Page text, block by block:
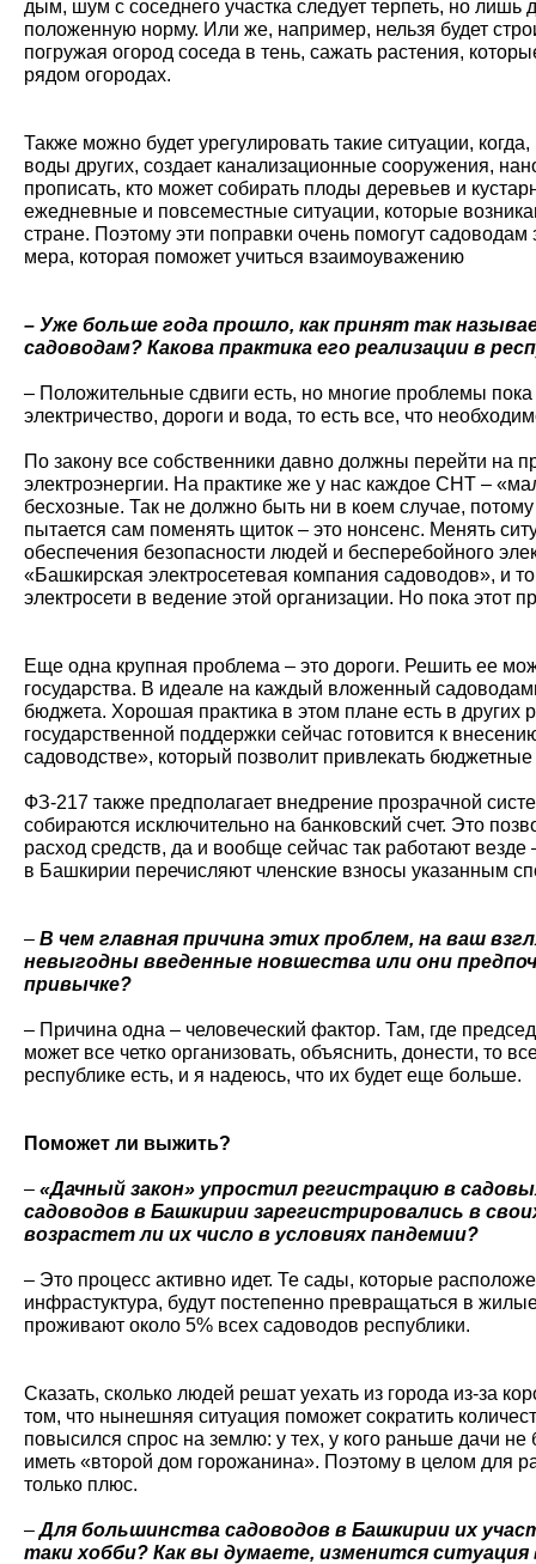
дым, шум с соседнего участка следует терпеть, но лишь
положенную норму. Или же, например, нельзя будет
погружая огород соседа в тень, сажать растения,
рядом огородах.
Также можно будет урегулировать такие ситуации,
воды других, создает канализационные сооружения,
прописать, кто может собирать плоды деревьев и
ежедневные и повсеместные ситуации, которые
стране. Поэтому эти поправки очень помогут
мера, которая поможет учиться взаимоуважению
– Уже больше года прошло, как принят так
садоводам? Какова практика его реализации в
– Положительные сдвиги есть, но многие проблемы
электричество, дороги и вода, то есть все, что
По закону все собственники давно должны перейти на
электроэнергии. На практике же у нас каждое СНТ –
бесхозные. Так не должно быть ни в коем случае,
пытается сам поменять щиток – это нонсенс. Менять
обеспечения безопасности людей и бесперебойного
«Башкирская электросетевая компания садоводов», и
электросети в ведение этой организации. Но пока этот
Еще одна крупная проблема – это дороги. Решить ее
государства. В идеале на каждый вложенный
бюджета. Хорошая практика в этом плане есть в других
государственной поддержки сейчас готовится к
садоводстве», который позволит привлекать
ФЗ-217 также предполагает внедрение прозрачной
собираются исключительно на банковский счет. Это
расход средств, да и вообще сейчас так работают
в Башкирии перечисляют членские взносы указанным
– В чем главная причина этих проблем, на ваш
невыгодны введенные новшества или они
привычке?
– Причина одна – человеческий фактор. Там, где
может все четко организовать, объяснить, донести, то
республике есть, и я надеюсь, что их будет еще больше.
Поможет ли выжить?
– «Дачный закон» упростил регистрацию в
садоводов в Башкирии зарегистрировались в
возрастет ли их число в условиях пандемии?
– Это процесс активно идет. Те сады, которые
инфрастуктура, будут постепенно превращаться в
проживают около 5% всех садоводов республики.
Сказать, сколько людей решат уехать из города из-за
том, что нынешняя ситуация поможет сократить
повысился спрос на землю: у тех, у кого раньше дачи
иметь «второй дом горожанина». Поэтому в целом для
только плюс.
–Для большинства садоводов в Башкирии их
таки хобби? Как вы думаете, изменится ситуация